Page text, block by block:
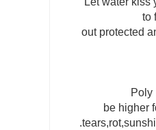
to
out protected
Poly
be higher